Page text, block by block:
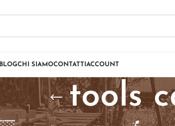
BLOGCHI SIAMOCONTATTI ACCOUNT
tools